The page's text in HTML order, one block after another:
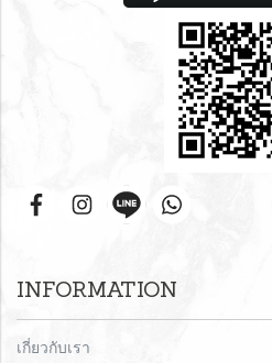
INFORMATION
เกี่ยวกับเรา